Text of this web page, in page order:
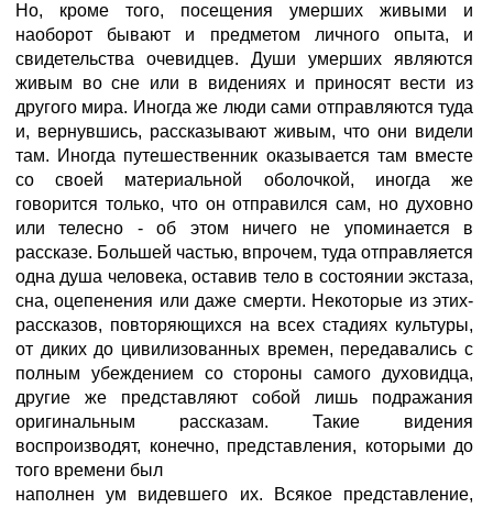
Но, кроме того, посещения умерших живыми и
наоборот бывают и предметом личного опыта, и
свидетельства очевидцев. Души умерших являются
живым во сне или в видениях и приносят вести из
другого мира. Иногда же люди сами отправляются туда
и, вернувшись, рассказывают живым, что они видели
там. Иногда путешественник оказывается там вместе
со своей материальной оболочкой, иногда же
говорится только, что он отправился сам, но духовно
или телесно - об этом ничего не упоминается в
рассказе. Большей частью, впрочем, туда отправляется
одна душа человека, оставив тело в состоянии экстаза,
сна, оцепенения или даже смерти. Некоторые из этих-
рассказов, повторяющихся на всех стадиях культуры,
от диких до цивилизованных времен, передавались с
полным убеждением со стороны самого духовидца,
другие же представляют собой лишь подражания
оригинальным рассказам. Такие видения
воспроизводят, конечно, представления, которыми до
того времени был
наполнен ум видевшего их. Всякое представление,